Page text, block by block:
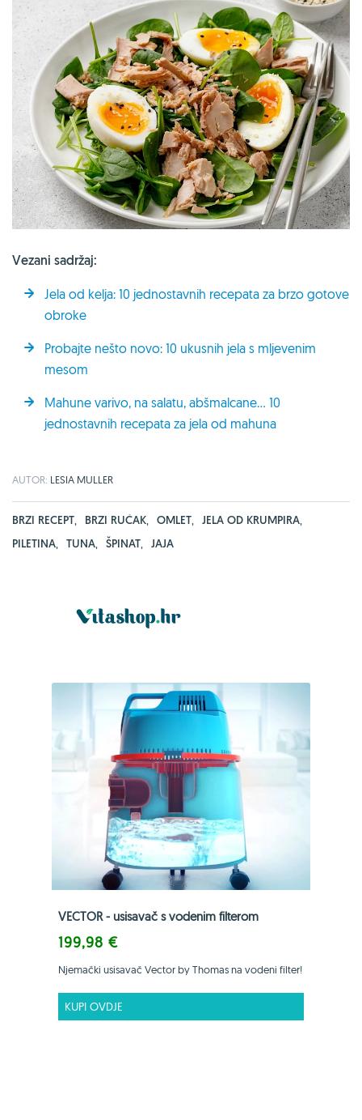
Vezani sadržaj:
Jela od kelja: 10 jednostavnih recepata za brzo gotove
obroke
Probajte nešto novo: 10 ukusnih jela s mljevenim
mesom
Mahune varivo, na salatu, abšmalcane... 10
jednostavnih recepata za jela od mahuna
AUTOR: LESIA MULLER
BRZI RECEPT, BRZI RUČAK, OMLET, JELA OD KRUMPIRA,
PILETINA, TUNA, ŠPINAT, JAJA
VECTOR - usisavač s vodenim filterom
199,98 €
Njemački usisavač Vector by Thomas na vodeni filter!
KUPI OVDJE